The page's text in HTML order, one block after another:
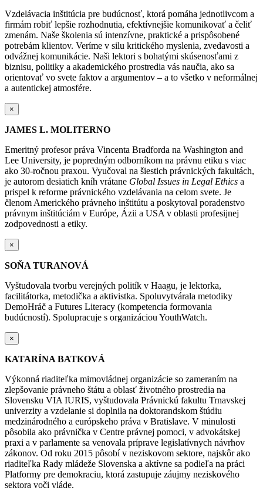
Vzdelávacia inštitúcia pre budúcnosť, ktorá pomáha jednotlivcom a
firmám robiť lepšie rozhodnutia, efektívnejšie komunikovať a čeliť
zmenám. Naše školenia sú intenzívne, praktické a prispôsobené
potrebám klientov. Veríme v silu kritického myslenia, zvedavosti a
odvážnej komunikácie. Naši lektori s bohatými skúsenosťami z
biznisu, politiky a akademického prostredia vás naučia, ako sa
orientovať vo svete faktov a argumentov – a to všetko v neformálnej
a autentickej atmosfére.
×
JAMES L. MOLITERNO
Emeritný profesor práva Vincenta Bradforda na Washington and
Lee University, je popredným odborníkom na právnu etiku s viac
ako 30-ročnou praxou. Vyučoval na šiestich právnických fakultách,
je autorom desiatich kníh vrátane Global Issues in Legal Ethics a
prispel k reforme právnického vzdelávania na celom svete. Je
členom Amerického právneho inštitútu a poskytoval poradenstvo
právnym inštitúciám v Európe, Ázii a USA v oblasti profesijnej
zodpovednosti a etiky.
×
SOŇA TURANOVÁ
Vyštudovala tvorbu verejných politík v Haagu, je lektorka,
facilitátorka, metodička a aktivistka. Spoluvytvárala metodiky
DemoHráč a Futures Literacy (kompetencia formovania
budúcností). Spolupracuje s organizáciou YouthWatch.
×
KATARÍNA BATKOVÁ
Výkonná riaditeľka mimovládnej organizácie so zameraním na
zlepšovanie právneho štátu a oblasť životného prostredia na
Slovensku VIA IURIS, vyštudovala Právnickú fakultu Trnavskej
univerzity a vzdelanie si doplnila na doktorandskom štúdiu
medzinárodného a európskeho práva v Bratislave. V minulosti
pôsobila ako právnička v Centre právnej pomoci, v advokátskej
praxi a v parlamente sa venovala príprave legislatívnych návrhov
zákonov. Od roku 2015 pôsobí v neziskovom sektore, najskôr ako
riaditeľka Rady mládeže Slovenska a aktívne sa podieľa na práci
Platformy pre demokraciu, ktorá zastupuje záujmy neziskového
sektora voči vláde.